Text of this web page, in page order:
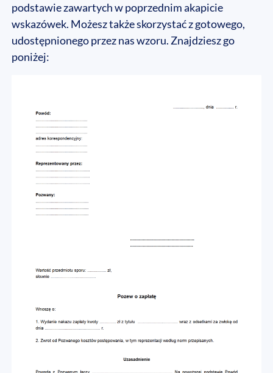
podstawie zawartych w poprzednim akapicie
wskazówek. Możesz także skorzystać z gotowego,
udostępnionego przez nas wzoru. Znajdziesz go
poniżej: